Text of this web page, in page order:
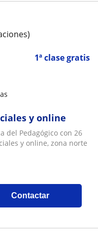
1ª clase gratis
y online
del Pedagógico con 26
y online, zona norte
Contactar